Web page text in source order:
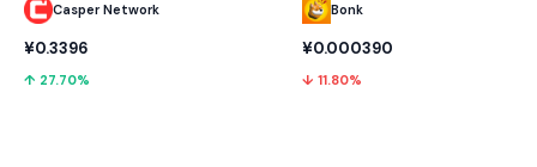
Casper Network
¥0.3396
↑ 27.70%
Bonk
¥0.000390
↓ 11.80%